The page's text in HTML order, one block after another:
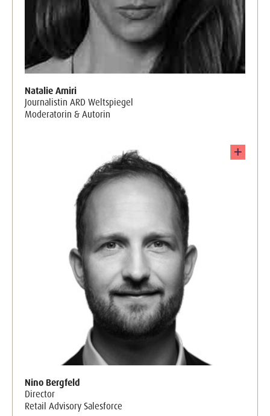
Natalie Amiri
Journalistin ARD Weltspiegel
Moderatorin & Autorin
Nino Bergfeld
Director
Retail Advisory Salesforce